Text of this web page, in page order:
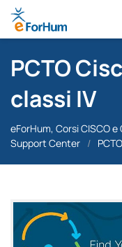
PCTO
classi IV
eForHum, Corsi CISCO
Support Center /